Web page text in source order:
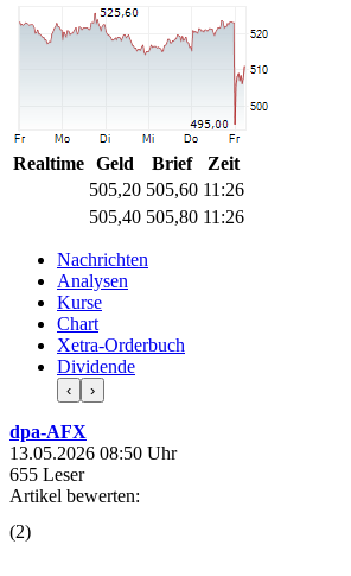
Realtime Geld Brief
Zeit
505,20 505,60 11:26
505,40 505,80 11:26
Nachrichten
Analysen
Kurse
Chart
Xetra-Orderbuch
Dividende
‹ ›
dpa-AFX
13.05.2026 08:50 Uhr
655 Leser
Artikel bewerten:
(2)